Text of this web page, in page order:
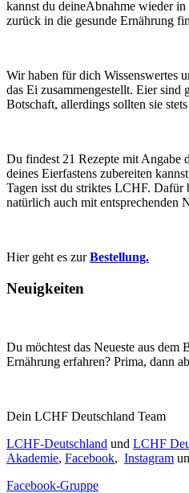
kannst du deineAbnahme wieder
zurück in die gesunde Ernährung
Wir haben für dich Wissenswertes
das Ei zusammengestellt. Eier sind
Botschaft, allerdings sollten sie
Du findest 21 Rezepte mit Angabe
deines Eierfastens zubereiten
Tagen isst du striktes LCHF. Dafür
natürlich auch mit entsprechenden
Hier geht es zurBestellung.
Neuigkeiten
Du möchtest das Neueste aus dem
Ernährung erfahren? Prima, dann
Dein LCHF Deutschland Team
LCHF-Deutschland und LCHF
Akademie, Facebook, Instagram
Facebook-Gruppe